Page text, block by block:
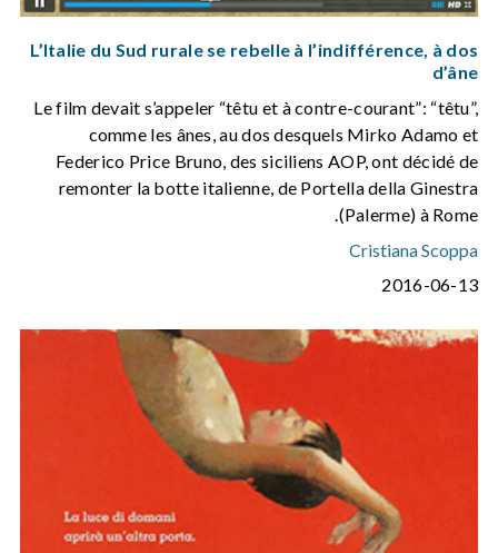
L’Italie du Sud rurale se rebelle à l’indifférence, à dos
d’âne
Le film devait s’appeler “têtu et à contre-courant”: “têtu”,
comme les ânes, au dos desquels Mirko Adamo et
Federico Price Bruno, des siciliens AOP, ont décidé de
remonter la botte italienne, de Portella della Ginestra
(Palerme) à Rome.
Cristiana Scoppa
2016-06-13